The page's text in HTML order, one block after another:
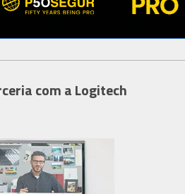
com a Logitech